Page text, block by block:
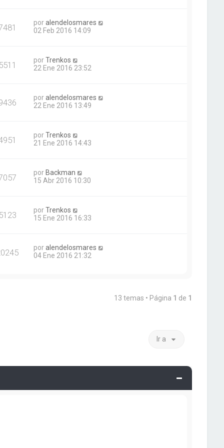
poralendelosmares
02 Feb 2016 14:09
5511 porTrenkos
22 Ene 2016 23:52
poralendelosmares
22 Ene 2016 13:49
porTrenkos
21 Ene 2016 14:43
porBackman
15 Abr 2016 10:30
5123 porTrenkos
15 Ene 2016 16:33
poralendelosmares
04 Ene 2016 21:32
13 temas • Página 1 de 1
Ir a